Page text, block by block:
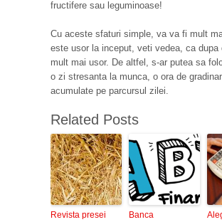
fructifere sau leguminoase!
Cu aceste sfaturi simple, va va fi mult
este usor la inceput, veti vedea, ca
mult mai usor. De altfel, s-ar putea sa
o zi stresanta la munca, o ora de
acumulate pe parcursul zilei.
Related Posts
Revista presei
Banca